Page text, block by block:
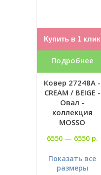
Купить в 1 клик
Подробнее
Ковер 27248A -
CREAM / BEIGE -
Овал -
коллекция
MOSSO
6550 — 6550 р.
Показать все
размеры